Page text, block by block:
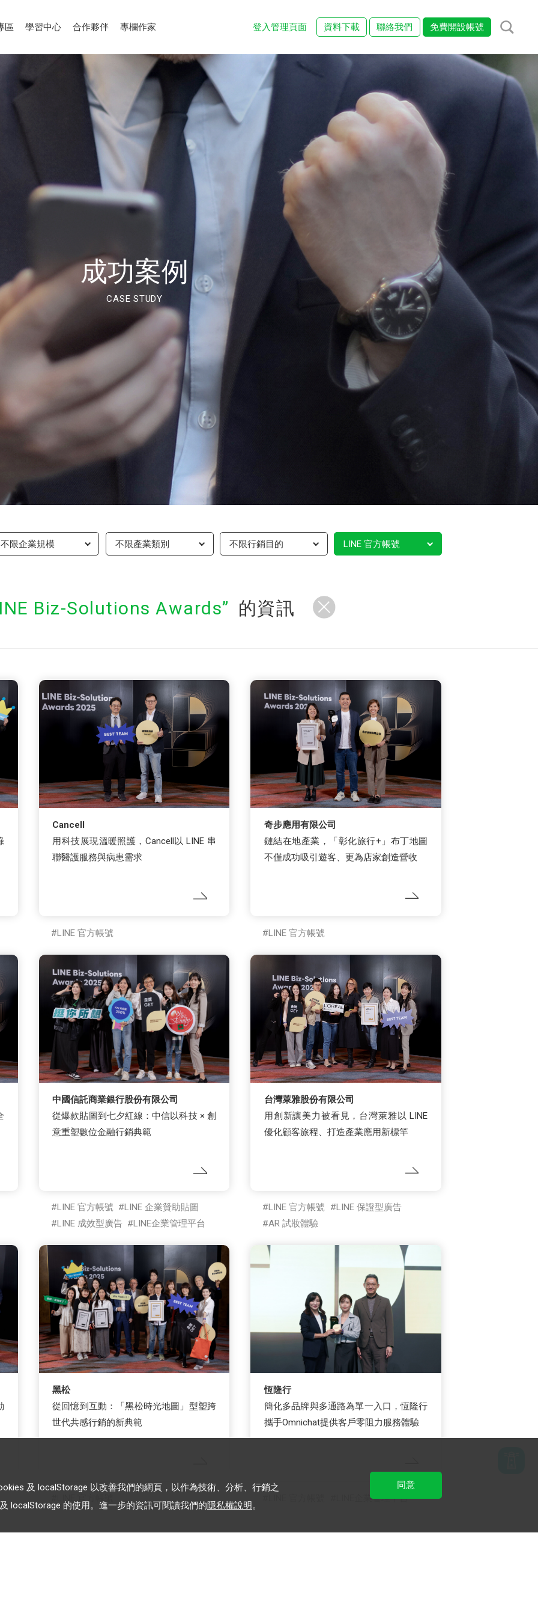
區 學習中心 合作夥伴 專欄作家 登入管理頁面 資料下載 聯絡我們 免費開設帳號
成功案例
CASE STUDY
不限企業規模 不限產業類別 不限行銷目的 LINE 官方帳號
Biz-Solutions Awards 的資訊
Cancell
用科技展現溫暖照護，Cancell以 LINE 串
聯醫護服務與病患需求
LINE 官方帳號
奇步應用有限公司
鏈結在地產業，「彰化旅行+」布丁地圖
不僅成功吸引遊客、更為店家創造營收
LINE 官方帳號
中國信託商業銀行股份有限公司
從爆款貼圖到七夕紅線：中信以科技 × 創
意重塑數位金融行銷典範
LINE 官方帳號
LINE 企業贊助貼圖
LINE 成效型廣告
LINE企業管理平台
台灣萊雅股份有限公司
用創新讓美力被看見，台灣萊雅以 LINE
優化顧客旅程、打造產業應用新標竿
LINE 官方帳號
LINE 保證型廣告
AR 試妝體驗
黑松
從回憶到互動：「黑松時光地圖」型塑跨
世代共感行銷的新典範
恆隆行
簡化多品牌與多通路為單一入口，恆隆行
攜手Omnichat提供客戶零阻力服務體驗
LINE企業管理平台
及 localStorage 以改善我們的網頁，以作為技術、分析、行銷之
localStorage 的使用。進一步的資訊可閱讀我們的隱私權說明。
同意